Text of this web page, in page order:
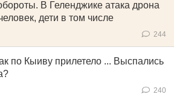
В Геленджике атака дрона
дети в том числе
244
по Кыиву прилетело ... Выспались
240